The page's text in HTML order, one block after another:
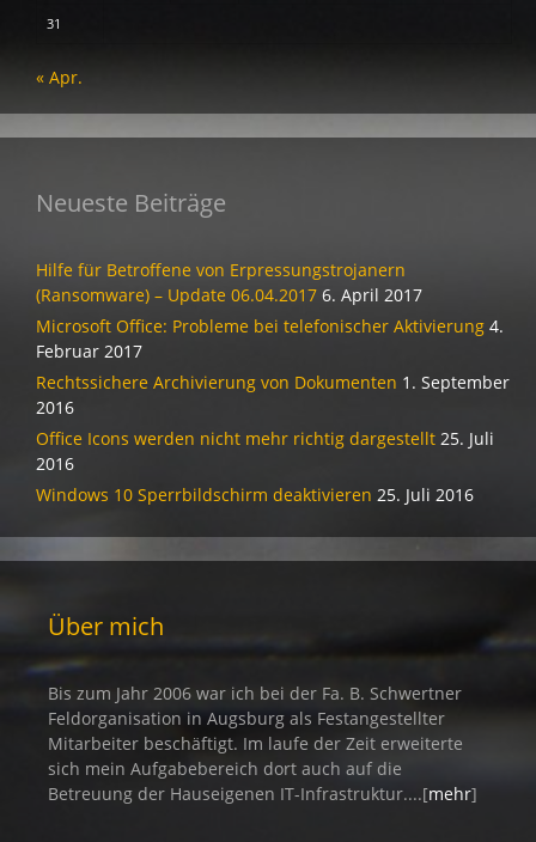
31
« Apr.
Neueste Beiträge
Hilfe für Betroffene von Erpressungstrojanern
(Ransomware) – Update 06.04.2017 6. April 2017
Microsoft Office: Probleme bei telefonischer Aktivierung 4.
Februar 2017
Rechtssichere Archivierung von Dokumenten 1. September
2016
Office Icons werden nicht mehr richtig dargestellt 25. Juli
2016
Windows 10 Sperrbildschirm deaktivieren 25. Juli 2016
Über mich
Bis zum Jahr 2006 war ich bei der Fa. B. Schwertner
Feldorganisation in Augsburg als Festangestellter
Mitarbeiter beschäftigt. Im laufe der Zeit erweiterte
sich mein Aufgabebereich dort auch auf die
Betreuung der Hauseigenen IT-Infrastruktur....[mehr]